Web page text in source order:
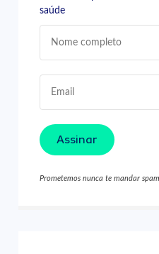
saúde
Assinar
Prometemos nunca te mandar